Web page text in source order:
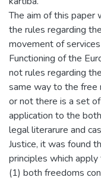
The aim of this
the rules regarding
movement of
Functioning of the
not rules regarding
same way to the free
or not there is a set
application to the
legal literarure and
Justice, it was found
principles which
(1) both freedoms